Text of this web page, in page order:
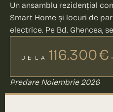
Un ansamblu rezidențial
Smart Home și locuri de
electrice. Pe Bd. Ghencea,
DE LA 116.300 €
Predare Noiembrie 2026